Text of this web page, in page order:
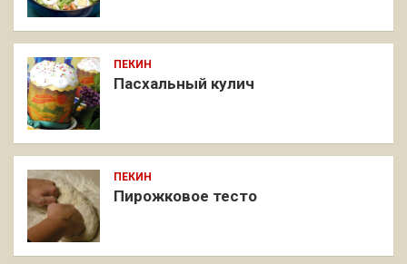
ПЕКИН
Пасхальный кулич
ПЕКИН
Пирожковое тесто